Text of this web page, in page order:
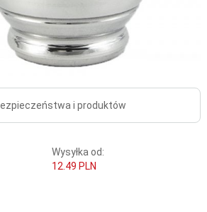
i produktów
Wysyłka od:
12.49 PLN